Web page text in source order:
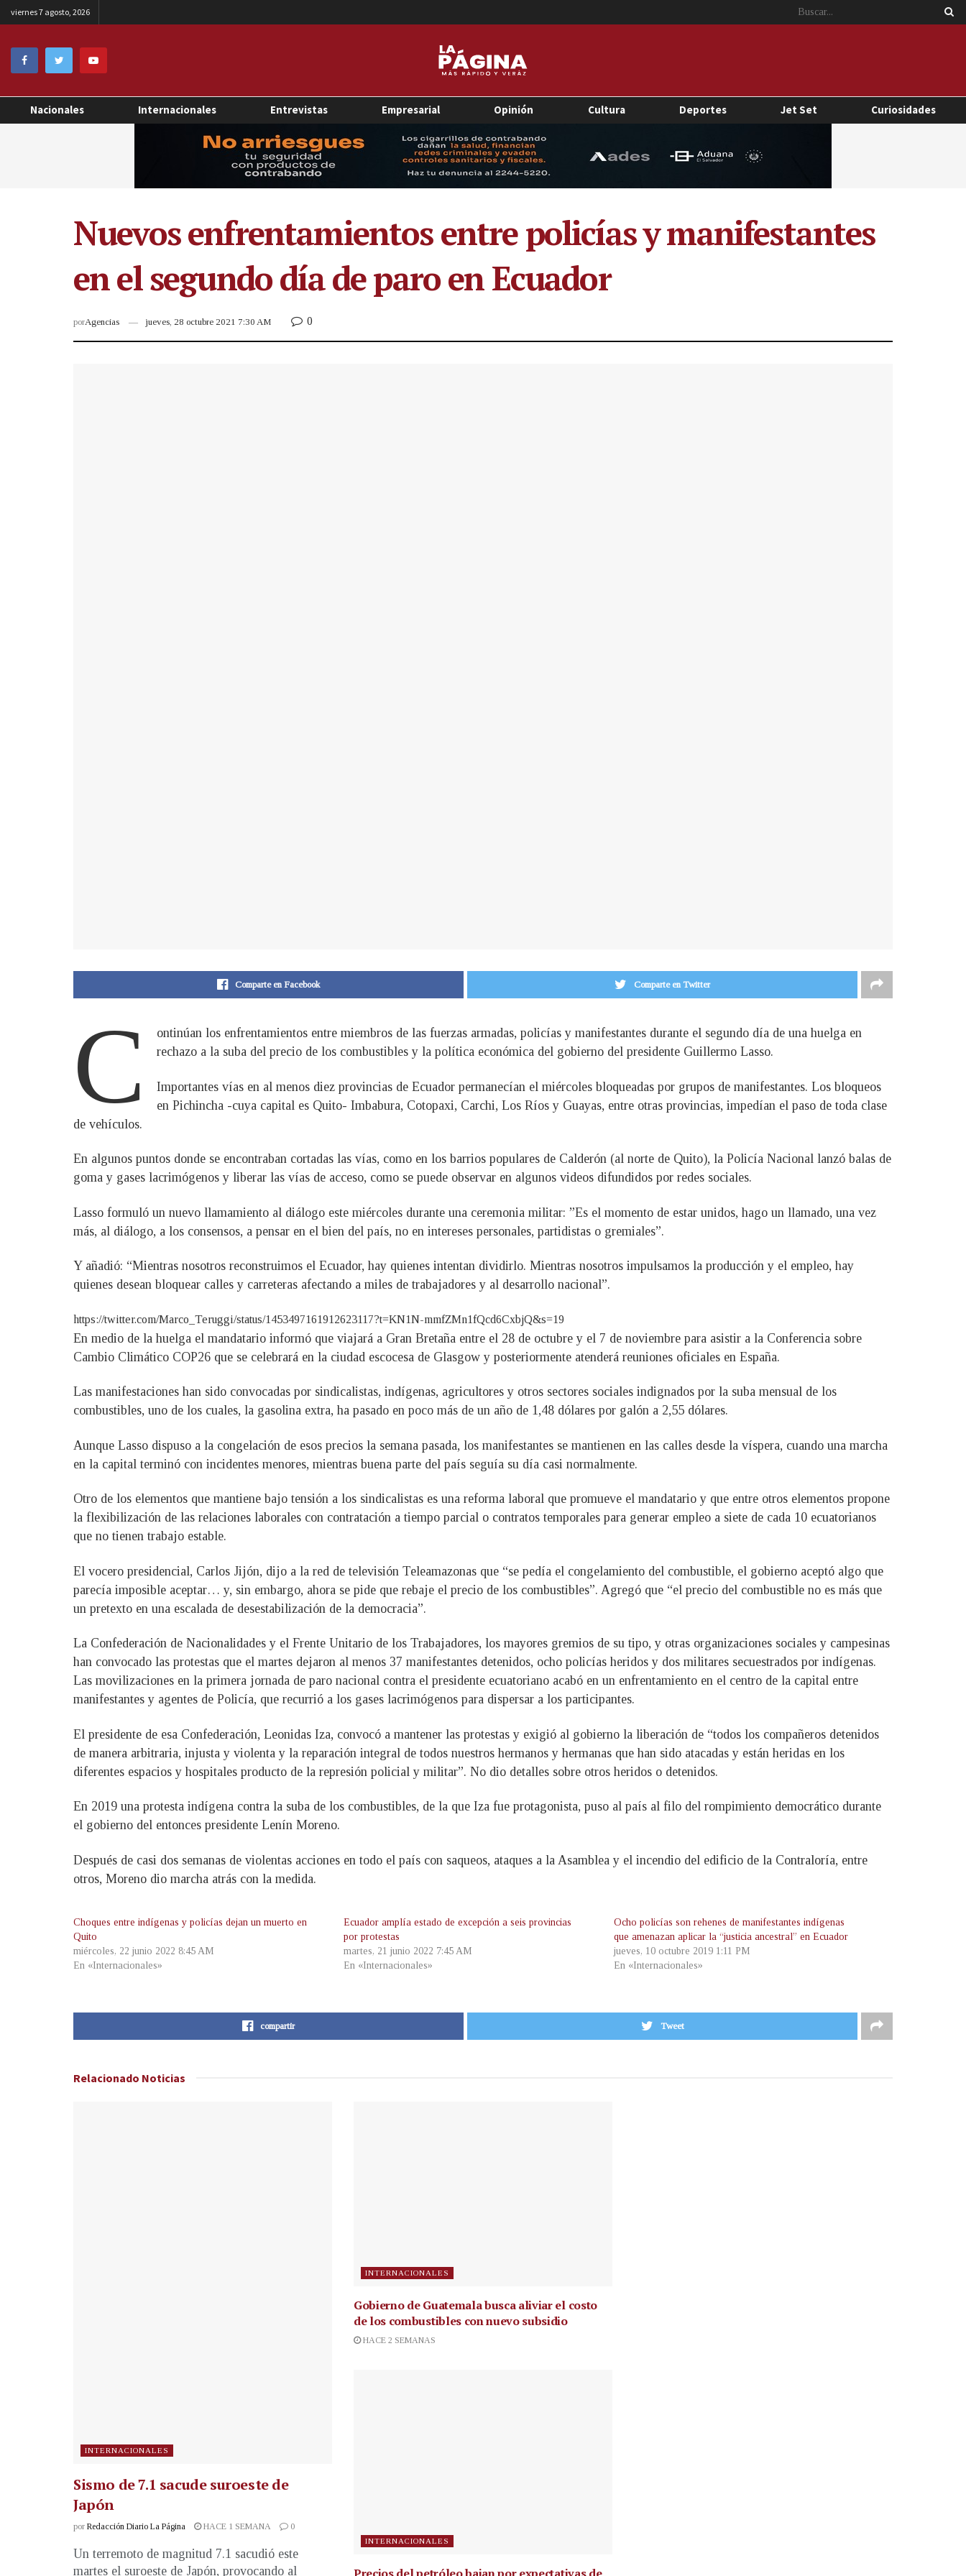
viernes 7 agosto, 2026
Nacionales Internacionales Entrevistas Empresarial Opinión Cultura Deportes Jet Set Curiosidades
Nuevos enfrentamientos entre policías y manifestantes
en el segundo día de paro en Ecuador
porAgencias jueves, 28 octubre 2021 7:30 AM 0
Comparte en Facebook Comparte en Twitter
C
ontinúan los enfrentamientos entre miembros de las fuerzas armadas, policías y manifestantes durante el segundo día de una huelga en
rechazo a la suba del precio de los combustibles y la política económica del gobierno del presidente Guillermo Lasso.
Importantes vías en al menos diez provincias de Ecuador permanecían el miércoles bloqueadas por grupos de manifestantes. Los bloqueos
en Pichincha -cuya capital es Quito- Imbabura, Cotopaxi, Carchi, Los Ríos y Guayas, entre otras provincias, impedían el paso de toda clase
de vehículos.
En algunos puntos donde se encontraban cortadas las vías, como en los barrios populares de Calderón (al norte de Quito), la Policía Nacional lanzó balas de
goma y gases lacrimógenos y liberar las vías de acceso, como se puede observar en algunos videos difundidos por redes sociales.
Lasso formuló un nuevo llamamiento al diálogo este miércoles durante una ceremonia militar: ”Es el momento de estar unidos, hago un llamado, una vez
más, al diálogo, a los consensos, a pensar en el bien del país, no en intereses personales, partidistas o gremiales”.
Y añadió: “Mientras nosotros reconstruimos el Ecuador, hay quienes intentan dividirlo. Mientras nosotros impulsamos la producción y el empleo, hay
quienes desean bloquear calles y carreteras afectando a miles de trabajadores y al desarrollo nacional”.
https://twitter.com/Marco_Teruggi/status/1453497161912623117?t=KN1N-mmfZMn1fQcd6CxbjQ&s=19
En medio de la huelga el mandatario informó que viajará a Gran Bretaña entre el 28 de octubre y el 7 de noviembre para asistir a la Conferencia sobre
Cambio Climático COP26 que se celebrará en la ciudad escocesa de Glasgow y posteriormente atenderá reuniones oficiales en España.
Las manifestaciones han sido convocadas por sindicalistas, indígenas, agricultores y otros sectores sociales indignados por la suba mensual de los
combustibles, uno de los cuales, la gasolina extra, ha pasado en poco más de un año de 1,48 dólares por galón a 2,55 dólares.
Aunque Lasso dispuso a la congelación de esos precios la semana pasada, los manifestantes se mantienen en las calles desde la víspera, cuando una marcha
en la capital terminó con incidentes menores, mientras buena parte del país seguía su día casi normalmente.
Otro de los elementos que mantiene bajo tensión a los sindicalistas es una reforma laboral que promueve el mandatario y que entre otros elementos propone
la flexibilización de las relaciones laborales con contratación a tiempo parcial o contratos temporales para generar empleo a siete de cada 10 ecuatorianos
que no tienen trabajo estable.
El vocero presidencial, Carlos Jijón, dijo a la red de televisión Teleamazonas que “se pedía el congelamiento del combustible, el gobierno aceptó algo que
parecía imposible aceptar… y, sin embargo, ahora se pide que rebaje el precio de los combustibles”. Agregó que “el precio del combustible no es más que
un pretexto en una escalada de desestabilización de la democracia”.
La Confederación de Nacionalidades y el Frente Unitario de los Trabajadores, los mayores gremios de su tipo, y otras organizaciones sociales y campesinas
han convocado las protestas que el martes dejaron al menos 37 manifestantes detenidos, ocho policías heridos y dos militares secuestrados por indígenas.
Las movilizaciones en la primera jornada de paro nacional contra el presidente ecuatoriano acabó en un enfrentamiento en el centro de la capital entre
manifestantes y agentes de Policía, que recurrió a los gases lacrimógenos para dispersar a los participantes.
El presidente de esa Confederación, Leonidas Iza, convocó a mantener las protestas y exigió al gobierno la liberación de “todos los compañeros detenidos
de manera arbitraria, injusta y violenta y la reparación integral de todos nuestros hermanos y hermanas que han sido atacadas y están heridas en los
diferentes espacios y hospitales producto de la represión policial y militar”. No dio detalles sobre otros heridos o detenidos.
En 2019 una protesta indígena contra la suba de los combustibles, de la que Iza fue protagonista, puso al país al filo del rompimiento democrático durante
el gobierno del entonces presidente Lenín Moreno.
Después de casi dos semanas de violentas acciones en todo el país con saqueos, ataques a la Asamblea y el incendio del edificio de la Contraloría, entre
otros, Moreno dio marcha atrás con la medida.
Choques entre indígenas y policías dejan un muerto en
Quito
miércoles, 22 junio 2022 8:45 AM
En «Internacionales»
Ecuador amplía estado de excepción a seis provincias
por protestas
martes, 21 junio 2022 7:45 AM
En «Internacionales»
Ocho policías son rehenes de manifestantes indígenas
que amenazan aplicar la “justicia ancestral” en Ecuador
jueves, 10 octubre 2019 1:11 PM
En «Internacionales»
compartir Tweet
Relacionado Noticias
INTERNACIONALES
Sismo de 7.1 sacude suroeste de
Japón
por Redacción Diario La Página HACE 1 SEMANA 0
Un terremoto de magnitud 7.1 sacudió este
martes el suroeste de Japón, provocando al
INTERNACIONALES
Gobierno de Guatemala busca aliviar el costo
de los combustibles con nuevo subsidio
HACE 2 SEMANAS
INTERNACIONALES